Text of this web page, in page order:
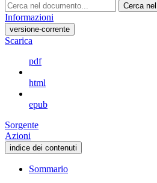
Cerca
Informazioni
versione-corrente
Scarica
pdf
html
epub
Sorgente
Azioni
indice dei contenuti
Sommario